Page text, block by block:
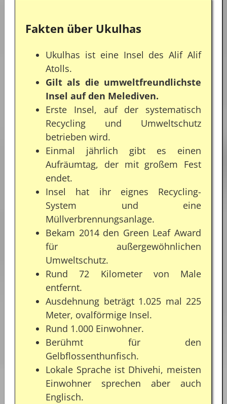
Fakten über Ukulhas
Ukulhas ist eine Insel des Alif Alif
Atolls.
Gilt als die umweltfreundlichste
Insel auf den Melediven.
Erste Insel, auf der systematisch
Recycling und Umweltschutz
betrieben wird.
Einmal jährlich gibt es einen
Aufräumtag, der mit großem Fest
endet.
Insel hat ihr eignes Recycling-
System und eine
Müllverbrennungsanlage.
Bekam 2014 den Green Leaf Award
für außergewöhnlichen
Umweltschutz.
Rund 72 Kilometer von Male
entfernt.
Ausdehnung beträgt 1.025 mal 225
Meter, ovalförmige Insel.
Rund 1.000 Einwohner.
Berühmt für den
Gelbflossenthunfisch.
Lokale Sprache ist Dhivehi, meisten
Einwohner sprechen aber auch
Englisch.